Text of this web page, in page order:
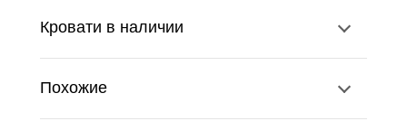
Кровати в наличии
Похожие